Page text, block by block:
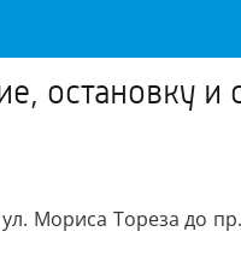
остановку и
Мориса Тореза до